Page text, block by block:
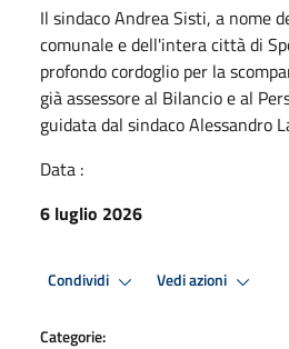
Il sindaco Andrea Sisti, a nome
comunale e dell'intera città di
profondo cordoglio per la
già assessore al Bilancio e al
guidata dal sindaco Alessandro
Data :
6 luglio 2026
Condividi Vedi azioni
Categorie: